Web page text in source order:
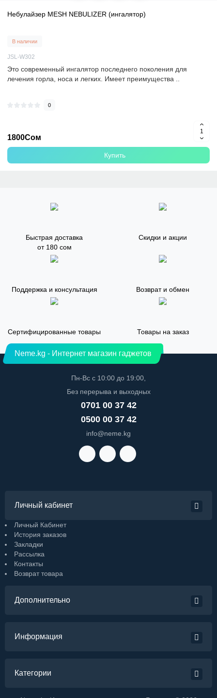
Небулайзер MESH NEBULIZER (ингалятор)
В наличии
JSL-W302
Это современный ингалятор последнего поколения для
лечения горла, носа и легких. Имеет преимущества ..
0
1800Сом
Купить
Быстрая доставка
от 180 сом
Скидки и акции
Поддержка и консультация Возврат и обмен
Сертифицированные товары Товары на заказ
Neme.kg - Интернет магазин гаджетов
Пн-Вс с 10:00 до 19:00,
Без перерыва и выходных
0701 00 37 42
0500 00 37 42
info@neme.kg
Личный кабинет
Личный Кабинет
История заказов
Закладки
Рассылка
Контакты
Возврат товара
Дополнительно
Информация
Категории